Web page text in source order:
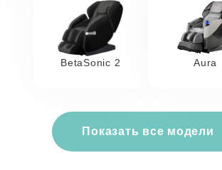
BetaSonic 2 Aura
Показать все модели